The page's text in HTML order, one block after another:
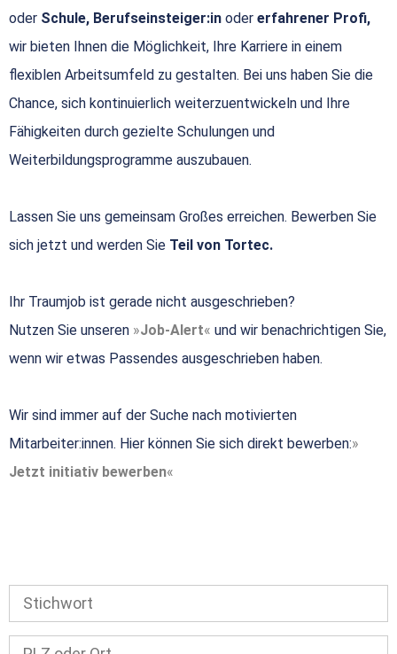
oder Schule, Berufseinsteiger:in oder erfahrener Profi,
wir bieten Ihnen die Möglichkeit, Ihre Karriere in einem
flexiblen Arbeitsumfeld zu gestalten. Bei uns haben Sie die
Chance, sich kontinuierlich weiterzuentwickeln und Ihre
Fähigkeiten durch gezielte Schulungen und
Weiterbildungsprogramme auszubauen.
Lassen Sie uns gemeinsam Großes erreichen. Bewerben Sie
sich jetzt und werden Sie Teil von Tortec.
Ihr Traumjob ist gerade nicht ausgeschrieben?
Nutzen Sie unseren
Job-Alert
und wir benachrichtigen Sie,
wenn wir etwas Passendes ausgeschrieben haben.
Wir sind immer auf der Suche nach motivierten
Mitarbeiter:innen. Hier können Sie sich direkt bewerben:
Jetzt initiativ bewerben